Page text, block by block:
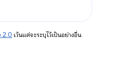
2.0 เว้นแต่จะระบุไว้เป็นอย่างอื่น